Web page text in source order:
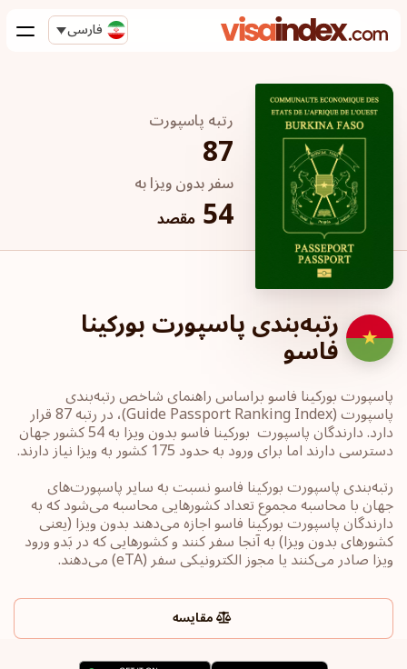
فارسی
رتبه پاسپورت
87
سفر بدون ویزا به
54 مقصد
رتبه‌بندی پاسپورت بورکینا
فاسو
پاسپورت‎ بورکینا فاسو ‎براساس راهنمای شاخص رتبه‌بندی
پاسپورت ‏(Guide Passport ‎Ranking Index)، در رتبه 87 قرار
دارد. دارندگان پاسپورت ‏‎ بورکینا فاسو بدون ویزا به 54 کشور جهان
رتبه‌بندی پاسپورت‎ بورکینا فاسو ‎نسبت به سایر ‏پاسپورت‌های
جهان با محاسبه مجموع تعداد کشورهایی محاسبه می‌شود که به
دارندگان پاسپورت ‎‎بورکینا فاسو ‎اجازه می‌دهند بدون ویزا (یعنی
کشورهای ‏بدون ویزا) به آنجا سفر کنند و کشورهایی که در بَدو ورود
ویزا صادر می‌کنند یا ‏مجوز الکترونیکی سفر ‏‎(eTA)‎‏ می‌دهند.
مقایسه